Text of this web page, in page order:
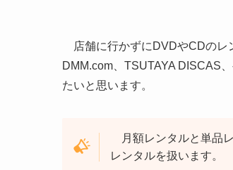
店舗に行かずにDVDやCDのレ
DMM.com、TSUTAYA DISCAS
たいと思います。
月額レンタルと単品
レンタルを扱います。